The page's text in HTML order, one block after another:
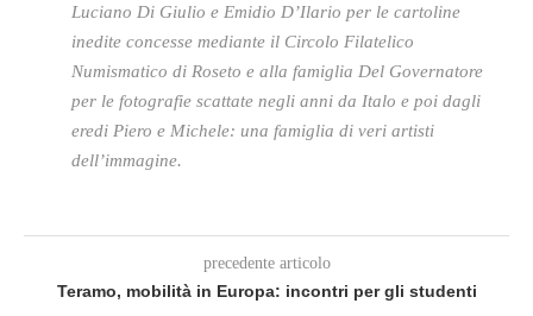
Luciano Di Giulio e Emidio D’Ilario per le cartoline
inedite concesse mediante il Circolo Filatelico
Numismatico di Roseto e alla famiglia Del Governatore
per le fotografie scattate negli anni da Italo e poi dagli
eredi Piero e Michele: una famiglia di veri artisti
dell’immagine.
precedente articolo
Teramo, mobilità in Europa: incontri per gli studenti